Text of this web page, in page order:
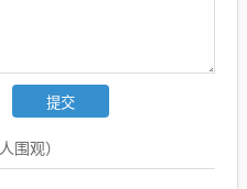
人围观）